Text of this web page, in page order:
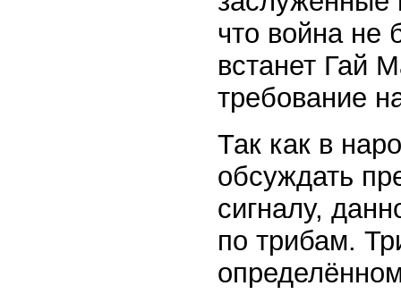
что война не
встанет Гай
требование
Так как в
обсуждать
сигналу,
по трибам.